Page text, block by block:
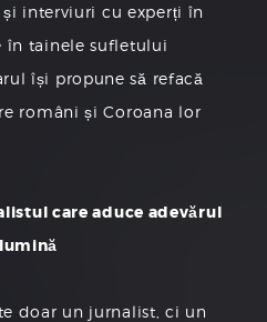
interviuri cu experți în
în tainele sufletului
își propune să refacă
români și Coroana lor
care aduce adevărul
doar un jurnalist, ci un